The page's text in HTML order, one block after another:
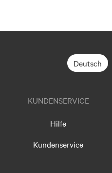
Deutsch
KUNDENSERVICE
Hilfe
Kundenservice